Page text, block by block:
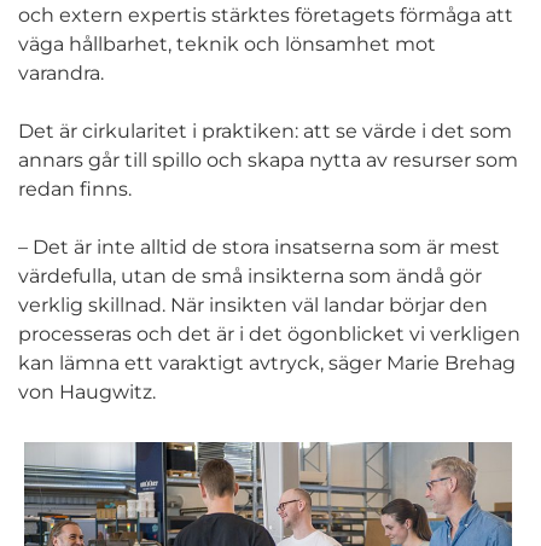
och extern expertis stärktes företagets förmåga att
väga hållbarhet, teknik och lönsamhet mot
varandra.
Det är cirkularitet i praktiken: att se värde i det som
annars går till spillo och skapa nytta av resurser som
redan finns.
– Det är inte alltid de stora insatserna som är mest
värdefulla, utan de små insikterna som ändå gör
verklig skillnad. När insikten väl landar börjar den
processeras och det är i det ögonblicket vi verkligen
kan lämna ett varaktigt avtryck, säger Marie Brehag
von Haugwitz.